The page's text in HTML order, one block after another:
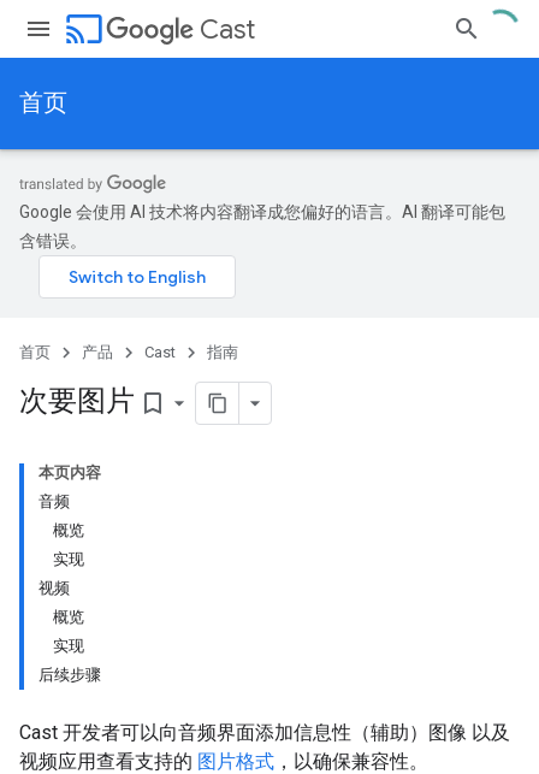
cast Cast
首页
Google 会使用 AI 技术将内容翻译成您偏好的语言。AI 翻译可能包
含错误。
首页 产品 Cast 指南
次要图片 bookmark_border
本页内容
音频
概览
实现
视频
概览
实现
后续步骤
Cast 开发者可以向音频界面添加信息性（辅助）图像 以及
视频应用查看支持的 图片格式 ，以确保兼容性。